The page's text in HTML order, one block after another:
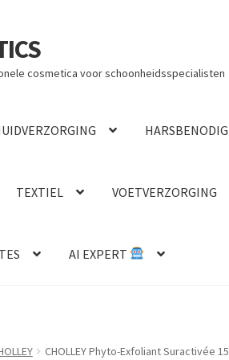
cosmetica voor schoonheidsspecialisten
TEXTIEL VOETVERZORGING
AI EXPERT
CHOLLEY Phyto-Exfoliant Suractivée